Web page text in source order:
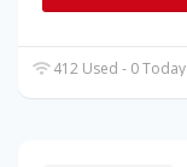
412 Used - 0 Today